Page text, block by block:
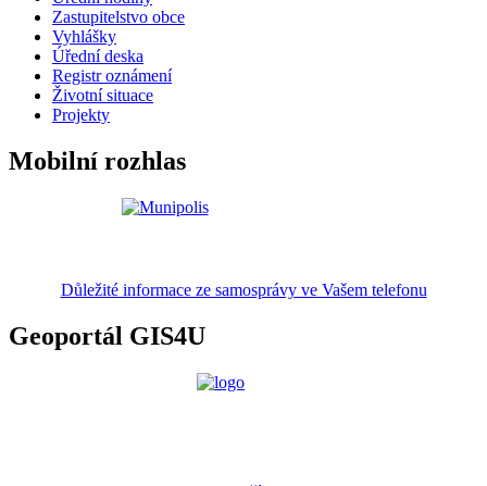
Zastupitelstvo obce
Vyhlášky
Úřední deska
Registr oznámení
Životní situace
Projekty
Mobilní rozhlas
Důležité informace ze samosprávy ve Vašem telefonu
Geoportál GIS4U